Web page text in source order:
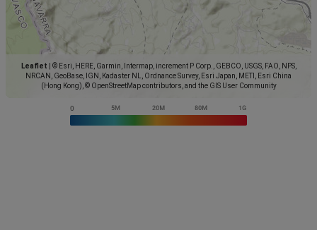
Leaflet
© Esri, HERE, Garmin, Intermap, increment P Corp., GEBCO, USGS, FAO, NPS,
NRCAN, GeoBase, IGN, Kadaster NL, Ordnance Survey, Esri Japan, METI, Esri China
(Hong Kong), © OpenStreetMap contributors, and the GIS User Community